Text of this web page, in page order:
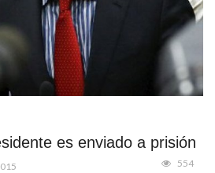
es enviado a prisión
554